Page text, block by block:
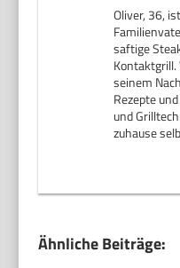
Oliver, 36,
saftige
seinem
Rezepte
und
zuhause
Ähnliche Beiträge: